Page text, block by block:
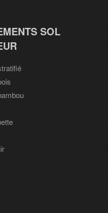
SOL